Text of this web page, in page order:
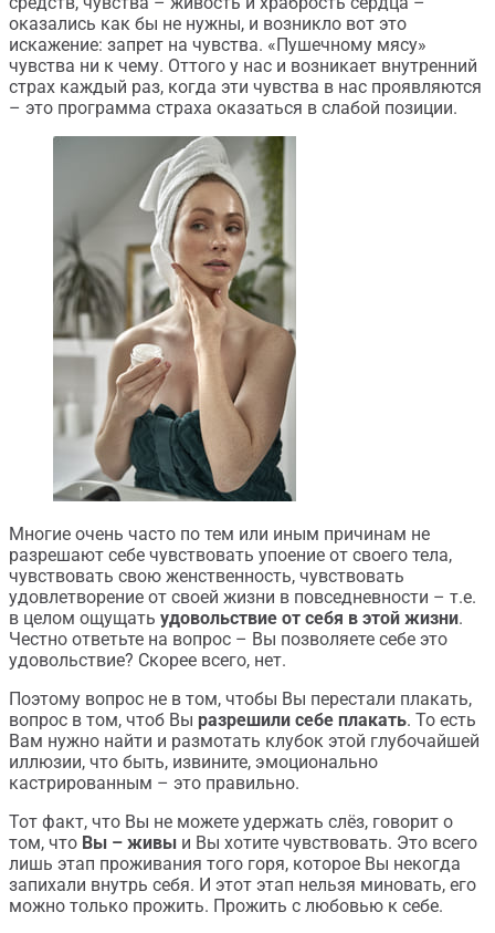
оказались как бы не нужны, и возникло вот это
искажение: запрет на чувства. «Пушечному мясу»
чувства ни к чему. Оттого у нас и возникает внутренний
страх каждый раз, когда эти чувства в нас проявляются
– это программа страха оказаться в слабой позиции.
Многие очень часто по тем или иным причинам не
разрешают себе чувствовать упоение от своего тела,
чувствовать свою женственность, чувствовать
удовлетворение от своей жизни в повседневности – т.е.
в целом ощущать удовольствие от себя в этой жизни.
Честно ответьте на вопрос – Вы позволяете себе это
удовольствие? Скорее всего, нет.
Поэтому вопрос не в том, чтобы Вы перестали плакать,
вопрос в том, чтоб Вы разрешили себе плакать. То есть
Вам нужно найти и размотать клубок этой глубочайшей
иллюзии, что быть, извините, эмоционально
кастрированным – это правильно.
Тот факт, что Вы не можете удержать слёз, говорит о
том, что Вы – живы и Вы хотите чувствовать. Это всего
лишь этап проживания того горя, которое Вы некогда
запихали внутрь себя. И этот этап нельзя миновать, его
можно только прожить. Прожить с любовью к себе.